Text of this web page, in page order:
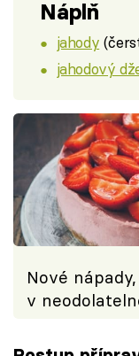
Náplň
jahody
jahodový
Nové
v